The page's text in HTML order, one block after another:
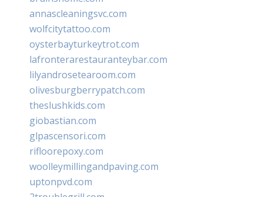
annascleaningsvc.com
wolfcitytattoo.com
oysterbayturkeytrot.com
lafronterarestauranteybar.com
lilyandrosetearoom.com
olivesburgberrypatch.com
theslushkids.com
giobastian.com
glpascensori.com
rifloorepoxy.com
woolleymillingandpaving.com
uptonpvd.com